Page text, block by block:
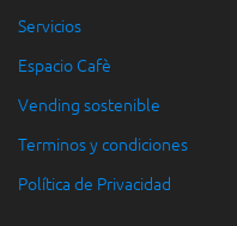
Servicios
Espacio Cafè
Vending sostenible
Terminos y condiciones
Política de Privacidad